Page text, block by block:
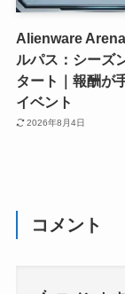
Alienware
ルパス：シーズ
タート｜報酬が
イベント
2026年8月4日
コメント